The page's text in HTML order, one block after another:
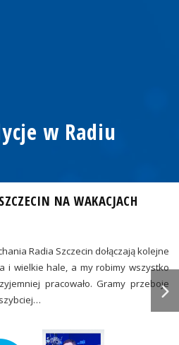
w Radiu
NA WAKACJACH
Radia Szczecin dołączają kolejne
i wielkie hale, a my robimy wszystko
pracowało. Gramy przeboje